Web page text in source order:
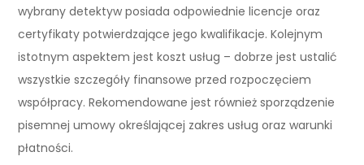
wybrany detektyw posiada odpowiednie licencje oraz
certyfikaty potwierdzające jego kwalifikacje. Kolejnym
istotnym aspektem jest koszt usług – dobrze jest ustalić
wszystkie szczegóły finansowe przed rozpoczęciem
współpracy. Rekomendowane jest również sporządzenie
pisemnej umowy określającej zakres usług oraz warunki
płatności.